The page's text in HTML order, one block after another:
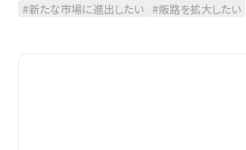
新たな市場に進出したい 販路を拡大したい